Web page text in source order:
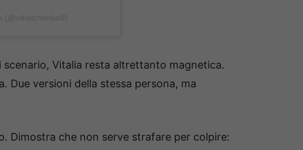
Vitalia resta altrettanto magnetica.
Due versioni della stessa persona, ma
Dimostra che non serve strafare per colpire: